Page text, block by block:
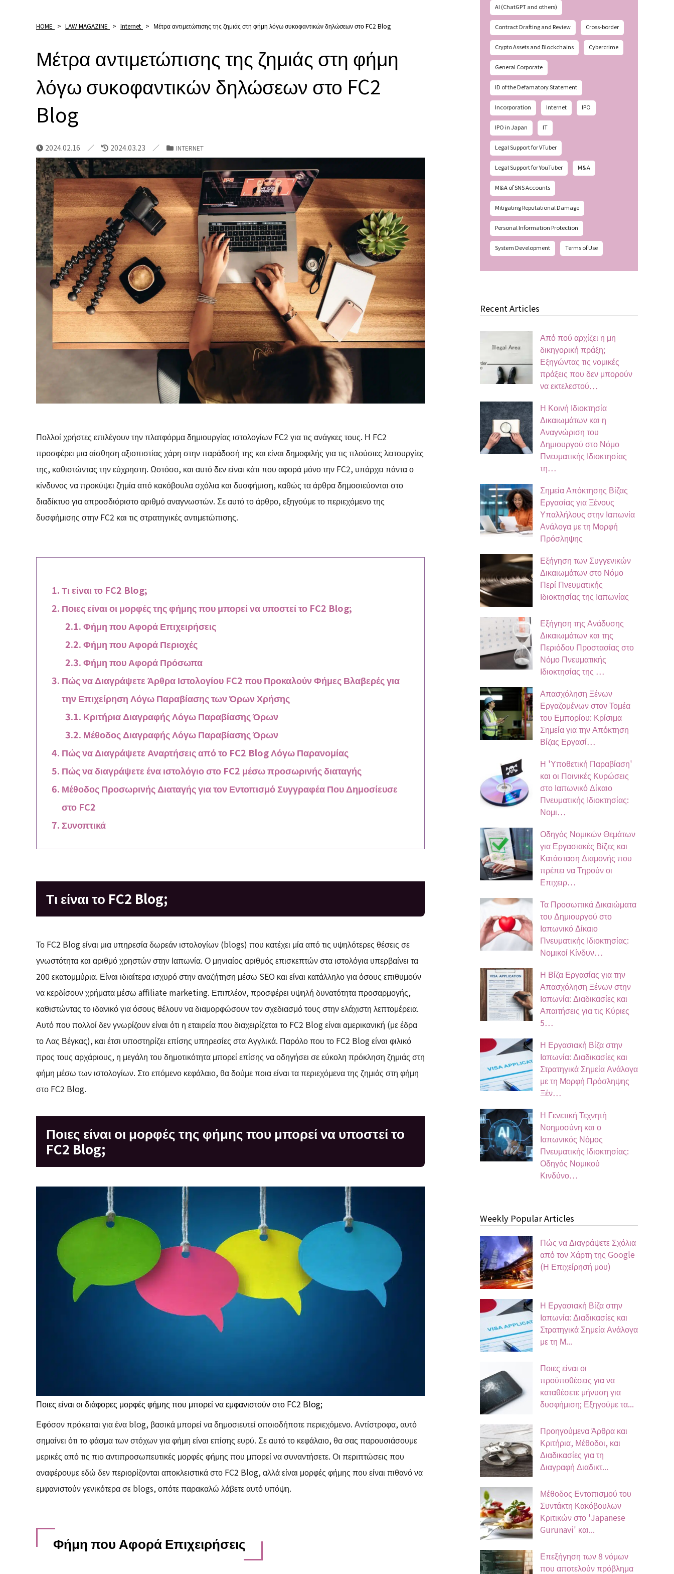
HOME > LAW MAGAZINE > Internet > Μέτρα αντιμετώπισης της ζημιάς στη φήμη λόγω συκοφαντικών δηλώσεων στο FC2 Blog
Μέτρα αντιμετώπισης της ζημιάς στη φήμη
λόγω συκοφαντικών δηλώσεων στο FC2
Blog
2024.02.16 2024.03.23 INTERNET
Πολλοί χρήστες επιλέγουν την πλατφόρμα δημιουργίας ιστολογίων FC2 για τις ανάγκες τους. Η FC2
προσφέρει μια αίσθηση αξιοπιστίας χάρη στην παράδοσή της και είναι δημοφιλής για τις πλούσιες λειτουργίες
της, καθιστώντας την εύχρηστη. Ωστόσο, και αυτό δεν είναι κάτι που αφορά μόνο την FC2, υπάρχει πάντα ο
κίνδυνος να προκύψει ζημία από κακόβουλα σχόλια και δυσφήμιση, καθώς τα άρθρα δημοσιεύονται στο
διαδίκτυο για απροσδιόριστο αριθμό αναγνωστών. Σε αυτό το άρθρο, εξηγούμε το περιεχόμενο της
δυσφήμισης στην FC2 και τις στρατηγικές αντιμετώπισης.
Τι είναι το FC2 Blog;
Ποιες είναι οι μορφές της φήμης που μπορεί να υποστεί το FC2 Blog;
Φήμη που Αφορά Επιχειρήσεις
Φήμη που Αφορά Περιοχές
Φήμη που Αφορά Πρόσωπα
Πώς να Διαγράψετε Άρθρα Ιστολογίου FC2 που Προκαλούν Φήμες Βλαβερές για
την Επιχείρηση Λόγω Παραβίασης των Όρων Χρήσης
Κριτήρια Διαγραφής Λόγω Παραβίασης Όρων
Μέθοδος Διαγραφής Λόγω Παραβίασης Όρων
Πώς να Διαγράψετε Αναρτήσεις από το FC2 Blog Λόγω Παρανομίας
Πώς να διαγράψετε ένα ιστολόγιο στο FC2 μέσω προσωρινής διαταγής
Μέθοδος Προσωρινής Διαταγής για τον Εντοπισμό Συγγραφέα Που Δημοσίευσε
στο FC2
Συνοπτικά
Τι είναι το FC2 Blog;
Το FC2 Blog είναι μια υπηρεσία δωρεάν ιστολογίων (blogs) που κατέχει μία από τις υψηλότερες θέσεις σε
γνωστότητα και αριθμό χρηστών στην Ιαπωνία. Ο μηνιαίος αριθμός επισκεπτών στα ιστολόγια υπερβαίνει τα
200 εκατομμύρια. Είναι ιδιαίτερα ισχυρό στην αναζήτηση μέσω SEO και είναι κατάλληλο για όσους επιθυμούν
να κερδίσουν χρήματα μέσω affiliate marketing. Επιπλέον, προσφέρει υψηλή δυνατότητα προσαρμογής,
καθιστώντας το ιδανικό για όσους θέλουν να διαμορφώσουν τον σχεδιασμό τους στην ελάχιστη λεπτομέρεια.
Αυτό που πολλοί δεν γνωρίζουν είναι ότι η εταιρεία που διαχειρίζεται το FC2 Blog είναι αμερικανική (με έδρα
το Λας Βέγκας), και έτσι υποστηρίζει επίσης υπηρεσίες στα Αγγλικά. Παρόλο που το FC2 Blog είναι φιλικό
προς τους αρχάριους, η μεγάλη του δημοτικότητα μπορεί επίσης να οδηγήσει σε εύκολη πρόκληση ζημιάς στη
φήμη μέσω των ιστολογίων. Στο επόμενο κεφάλαιο, θα δούμε ποια είναι τα περιεχόμενα της ζημιάς στη φήμη
στο FC2 Blog.
Ποιες είναι οι μορφές της φήμης που μπορεί να υποστεί το
FC2 Blog;
Ποιες είναι οι διάφορες μορφές φήμης που μπορεί να εμφανιστούν στο FC2 Blog;
Εφόσον πρόκειται για ένα blog, βασικά μπορεί να δημοσιευτεί οποιοδήποτε περιεχόμενο. Αντίστροφα, αυτό
σημαίνει ότι το φάσμα των στόχων για φήμη είναι επίσης ευρύ. Σε αυτό το κεφάλαιο, θα σας παρουσιάσουμε
μερικές από τις πιο αντιπροσωπευτικές μορφές φήμης που μπορεί να συναντήσετε. Οι περιπτώσεις που
αναφέρουμε εδώ δεν περιορίζονται αποκλειστικά στο FC2 Blog, αλλά είναι μορφές φήμης που είναι πιθανό να
εμφανιστούν γενικότερα σε blogs, οπότε παρακαλώ λάβετε αυτό υπόψη.
Φήμη που Αφορά Επιχειρήσεις
AI (ChatGPT and others)
Contract Drafting and Review Cross-border
Crypto Assets and Blockchains Cybercrime
General Corporate
ID of the Defamatory Statement
Incorporation Internet IPO
IPO in Japan IT
Legal Support for VTuber
Legal Support for YouTuber M&A
M&A of SNS Accounts
Mitigating Reputational Damage
Personal Information Protection
System Development Terms of Use
Recent Articles
Από πού αρχίζει η μη
δικηγορική πράξη;
Εξηγώντας τις νομικές
πράξεις που δεν μπορούν
να εκτελεστού…
Η Κοινή Ιδιοκτησία
Δικαιωμάτων και η
Αναγνώριση του
Δημιουργού στο Νόμο
Πνευματικής Ιδιοκτησίας
τη…
Σημεία Απόκτησης Βίζας
Εργασίας για Ξένους
Υπαλλήλους στην Ιαπωνία
Ανάλογα με τη Μορφή
Πρόσληψης
Εξήγηση των Συγγενικών
Δικαιωμάτων στο Νόμο
Περί Πνευματικής
Ιδιοκτησίας της Ιαπωνίας
Εξήγηση της Ανάδυσης
Δικαιωμάτων και της
Περιόδου Προστασίας στο
Νόμο Πνευματικής
Ιδιοκτησίας της …
Απασχόληση Ξένων
Εργαζομένων στον Τομέα
του Εμπορίου: Κρίσιμα
Σημεία για την Απόκτηση
Βίζας Εργασί…
Η 'Υποθετική Παραβίαση'
και οι Ποινικές Κυρώσεις
στο Ιαπωνικό Δίκαιο
Πνευματικής Ιδιοκτησίας:
Νομι…
Οδηγός Νομικών Θεμάτων
για Εργασιακές Βίζες και
Κατάσταση Διαμονής που
πρέπει να Τηρούν οι
Επιχειρ…
Τα Προσωπικά Δικαιώματα
του Δημιουργού στο
Ιαπωνικό Δίκαιο
Πνευματικής Ιδιοκτησίας:
Νομικοί Κίνδυν…
Η Βίζα Εργασίας για την
Απασχόληση Ξένων στην
Ιαπωνία: Διαδικασίες και
Απαιτήσεις για τις Κύριες
5…
Η Εργασιακή Βίζα στην
Ιαπωνία: Διαδικασίες και
Στρατηγικά Σημεία Ανάλογα
με τη Μορφή Πρόσληψης
Ξέν…
Η Γενετική Τεχνητή
Νοημοσύνη και ο
Ιαπωνικός Νόμος
Πνευματικής Ιδιοκτησίας:
Οδηγός Νομικού
Κινδύνο…
Weekly Popular Articles
Πώς να Διαγράψετε Σχόλια
από τον Χάρτη της Google
(Η Επιχείρησή μου)
Η Εργασιακή Βίζα στην
Ιαπωνία: Διαδικασίες και
Στρατηγικά Σημεία Ανάλογα
με τη Μ...
Ποιες είναι οι
προϋποθέσεις για να
καταθέσετε μήνυση για
δυσφήμιση; Εξηγούμε τα...
Προηγούμενα Άρθρα και
Κριτήρια, Μέθοδοι, και
Διαδικασίες για τη
Διαγραφή Διαδικτ...
Μέθοδος Εντοπισμού του
Συντάκτη Κακόβουλων
Κριτικών στο 'Japanese
Gurunavi' και...
Επεξήγηση των 8 νόμων
που αποτελούν πρόβλημα